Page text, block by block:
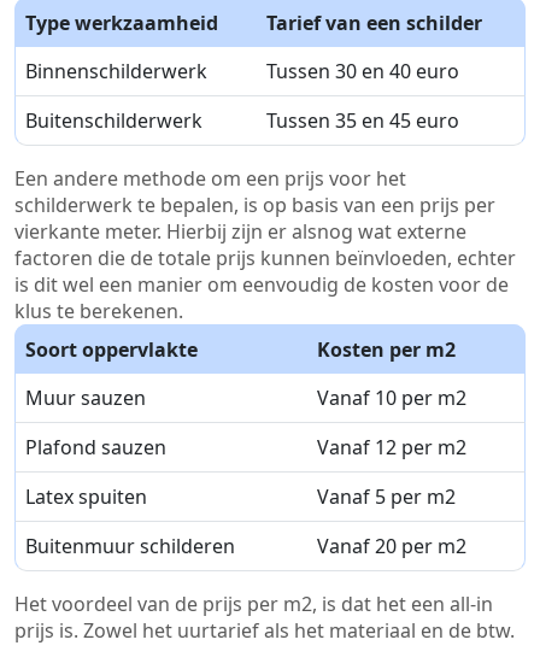
Type werkzaamheid
Tarief van een schilder
Binnenschilderwerk
Tussen 30 en 40 euro
Buitenschilderwerk
Tussen 35 en 45 euro
Een andere methode om een prijs voor het
schilderwerk te bepalen, is op basis van een prijs per
vierkante meter. Hierbij zijn er alsnog wat externe
factoren die de totale prijs kunnen beïnvloeden, echter
is dit wel een manier om eenvoudig de kosten voor de
klus te berekenen.
Soort oppervlakte
Kosten per m2
Muur sauzen
Vanaf 10 per m2
Plafond sauzen
Vanaf 12 per m2
Latex spuiten
Vanaf 5 per m2
Buitenmuur schilderen
Vanaf 20 per m2
Het voordeel van de prijs per m2, is dat het een all-in
prijs is. Zowel het uurtarief als het materiaal en de btw.